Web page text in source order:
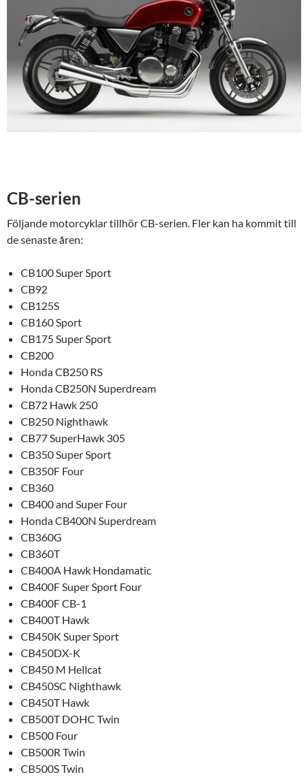
CB-serien
Följande motorcyklar tillhör CB-serien. Fler kan ha kommit till
de senaste åren:
CB100 Super Sport
CB92
CB125S
CB160 Sport
CB175 Super Sport
CB200
Honda CB250 RS
Honda CB250N Superdream
CB72 Hawk 250
CB250 Nighthawk
CB77 SuperHawk 305
CB350 Super Sport
CB350F Four
CB360
CB400 and Super Four
Honda CB400N Superdream
CB360G
CB360T
CB400A Hawk Hondamatic
CB400F Super Sport Four
CB400F CB-1
CB400T Hawk
CB450K Super Sport
CB450DX-K
CB450 M Hellcat
CB450SC Nighthawk
CB450T Hawk
CB500T DOHC Twin
CB500 Four
CB500R Twin
CB500S Twin